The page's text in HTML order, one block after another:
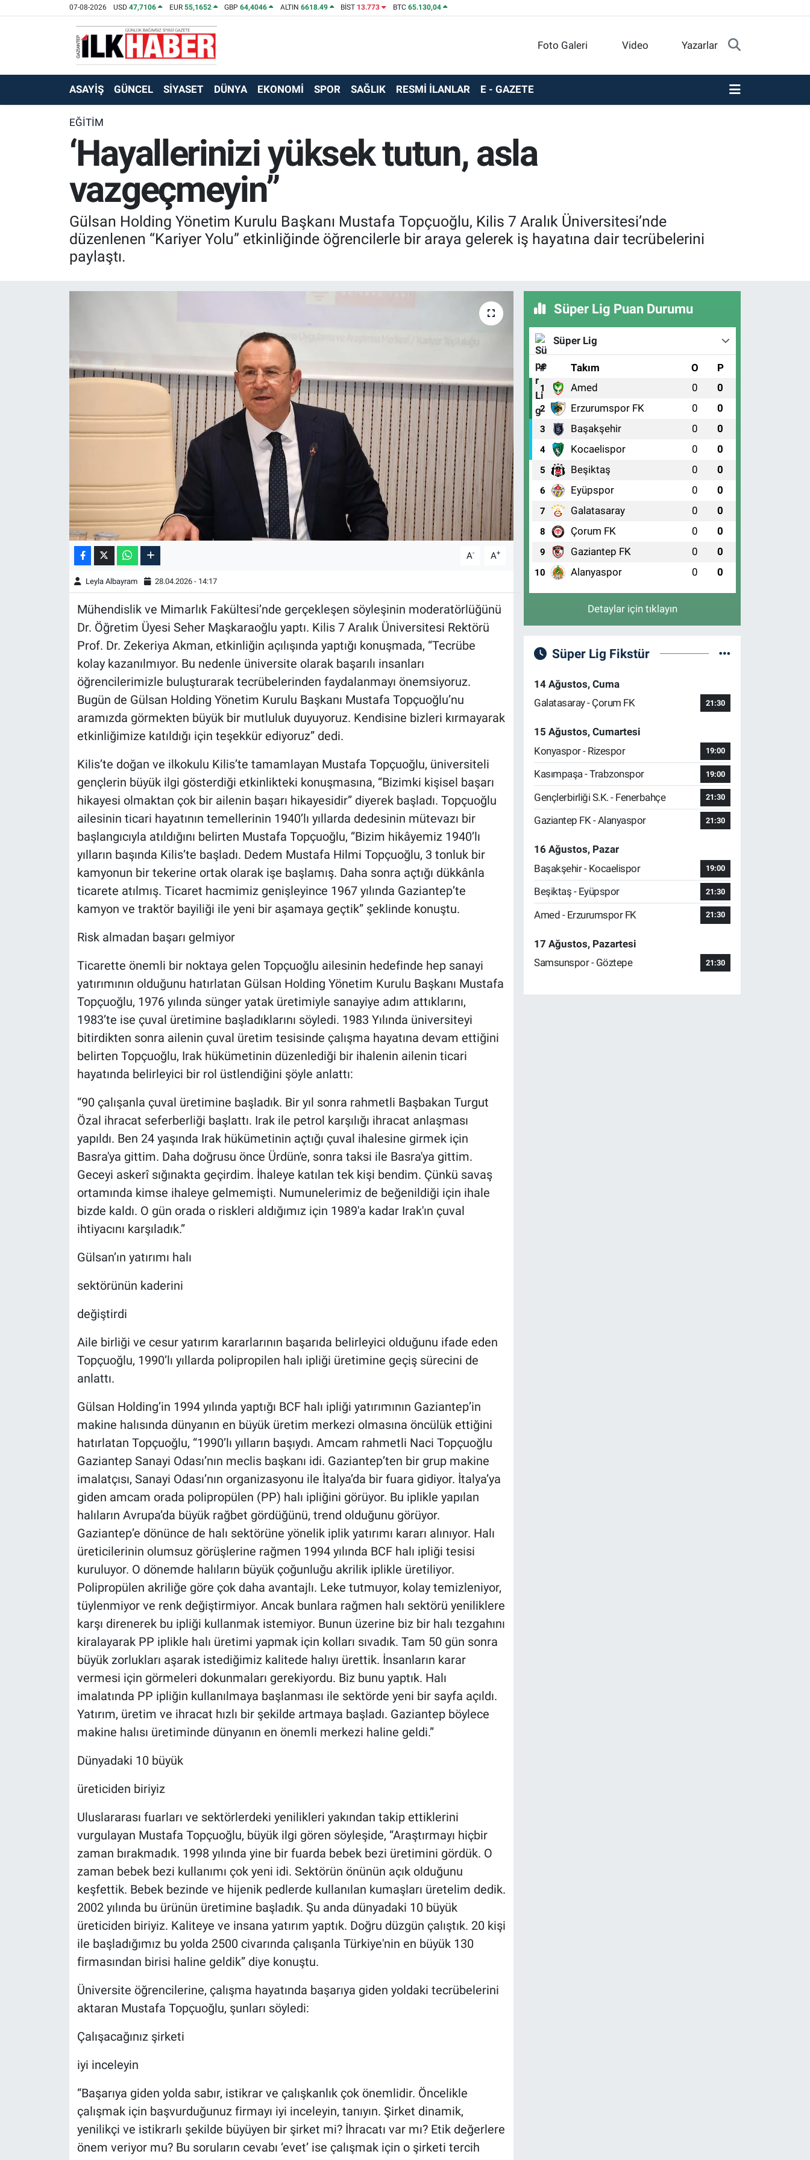
07-08-2026 USD47,7106 EUR 55,1652 GBP64,4046 ALTIN 6618.49 BİST 13.773 BTC 65.130,04
Foto Galeri Video Yazarlar
ASAYİŞ GÜNCEL SİYASET DÜNYA EKONOMİ SPOR SAĞLIK RESMİ İLANLAR E - GAZETE
EĞİTİM
‘Hayallerinizi yüksek tutun, asla
vazgeçmeyin”
Gülsan Holding Yönetim Kurulu Başkanı Mustafa Topçuoğlu, Kilis 7 Aralık Üniversitesi’nde
düzenlenen “Kariyer Yolu” etkinliğinde öğrencilerle bir araya gelerek iş hayatına dair tecrübelerini
paylaştı.
A- A+
Leyla Albayram 28.04.2026 - 14:17
Mühendislik ve Mimarlık Fakültesi’nde gerçekleşen söyleşinin moderatörlüğünü
Dr. Öğretim Üyesi Seher Maşkaraoğlu yaptı. Kilis 7 Aralık Üniversitesi Rektörü
Prof. Dr. Zekeriya Akman, etkinliğin açılışında yaptığı konuşmada, “Tecrübe
kolay kazanılmıyor. Bu nedenle üniversite olarak başarılı insanları
öğrencilerimizle buluşturarak tecrübelerinden faydalanmayı önemsiyoruz.
Bugün de Gülsan Holding Yönetim Kurulu Başkanı Mustafa Topçuoğlu’nu
aramızda görmekten büyük bir mutluluk duyuyoruz. Kendisine bizleri kırmayarak
etkinliğimize katıldığı için teşekkür ediyoruz” dedi.
Kilis’te doğan ve ilkokulu Kilis’te tamamlayan Mustafa Topçuoğlu, üniversiteli
gençlerin büyük ilgi gösterdiği etkinlikteki konuşmasına, “Bizimki kişisel başarı
hikayesi olmaktan çok bir ailenin başarı hikayesidir” diyerek başladı. Topçuoğlu
ailesinin ticari hayatının temellerinin 1940’lı yıllarda dedesinin mütevazı bir
başlangıcıyla atıldığını belirten Mustafa Topçuoğlu, “Bizim hikâyemiz 1940’lı
yılların başında Kilis’te başladı. Dedem Mustafa Hilmi Topçuoğlu, 3 tonluk bir
kamyonun bir tekerine ortak olarak işe başlamış. Daha sonra açtığı dükkânla
ticarete atılmış. Ticaret hacmimiz genişleyince 1967 yılında Gaziantep’te
kamyon ve traktör bayiliği ile yeni bir aşamaya geçtik” şeklinde konuştu.
Risk almadan başarı gelmiyor
Ticarette önemli bir noktaya gelen Topçuoğlu ailesinin hedefinde hep sanayi
yatırımının olduğunu hatırlatan Gülsan Holding Yönetim Kurulu Başkanı Mustafa
Topçuoğlu, 1976 yılında sünger yatak üretimiyle sanayiye adım attıklarını,
1983’te ise çuval üretimine başladıklarını söyledi. 1983 Yılında üniversiteyi
bitirdikten sonra ailenin çuval üretim tesisinde çalışma hayatına devam ettiğini
belirten Topçuoğlu, Irak hükümetinin düzenlediği bir ihalenin ailenin ticari
hayatında belirleyici bir rol üstlendiğini şöyle anlattı:
“90 çalışanla çuval üretimine başladık. Bir yıl sonra rahmetli Başbakan Turgut
Özal ihracat seferberliği başlattı. Irak ile petrol karşılığı ihracat anlaşması
yapıldı. Ben 24 yaşında Irak hükümetinin açtığı çuval ihalesine girmek için
Basra'ya gittim. Daha doğrusu önce Ürdün'e, sonra taksi ile Basra'ya gittim.
Geceyi askerî sığınakta geçirdim. İhaleye katılan tek kişi bendim. Çünkü savaş
ortamında kimse ihaleye gelmemişti. Numunelerimiz de beğenildiği için ihale
bizde kaldı. O gün orada o riskleri aldığımız için 1989'a kadar Irak'ın çuval
ihtiyacını karşıladık.”
Gülsan’ın yatırımı halı
sektörünün kaderini
değiştirdi
Aile birliği ve cesur yatırım kararlarının başarıda belirleyici olduğunu ifade eden
Topçuoğlu, 1990’lı yıllarda polipropilen halı ipliği üretimine geçiş sürecini de
anlattı.
Gülsan Holding’in 1994 yılında yaptığı BCF halı ipliği yatırımının Gaziantep’in
makine halısında dünyanın en büyük üretim merkezi olmasına öncülük ettiğini
hatırlatan Topçuoğlu, “1990’lı yılların başıydı. Amcam rahmetli Naci Topçuoğlu
Gaziantep Sanayi Odası’nın meclis başkanı idi. Gaziantep’ten bir grup makine
imalatçısı, Sanayi Odası’nın organizasyonu ile İtalya’da bir fuara gidiyor. İtalya’ya
giden amcam orada polipropülen (PP) halı ipliğini görüyor. Bu iplikle yapılan
halıların Avrupa’da büyük rağbet gördüğünü, trend olduğunu görüyor.
Gaziantep’e dönünce de halı sektörüne yönelik iplik yatırımı kararı alınıyor. Halı
üreticilerinin olumsuz görüşlerine rağmen 1994 yılında BCF halı ipliği tesisi
kuruluyor. O dönemde halıların büyük çoğunluğu akrilik iplikle üretiliyor.
Polipropülen akriliğe göre çok daha avantajlı. Leke tutmuyor, kolay temizleniyor,
tüylenmiyor ve renk değiştirmiyor. Ancak bunlara rağmen halı sektörü yeniliklere
karşı direnerek bu ipliği kullanmak istemiyor. Bunun üzerine biz bir halı tezgahını
kiralayarak PP iplikle halı üretimi yapmak için kolları sıvadık. Tam 50 gün sonra
büyük zorlukları aşarak istediğimiz kalitede halıyı ürettik. İnsanların karar
vermesi için görmeleri dokunmaları gerekiyordu. Biz bunu yaptık. Halı
imalatında PP ipliğin kullanılmaya başlanması ile sektörde yeni bir sayfa açıldı.
Yatırım, üretim ve ihracat hızlı bir şekilde artmaya başladı. Gaziantep böylece
makine halısı üretiminde dünyanın en önemli merkezi haline geldi.”
Dünyadaki 10 büyük
üreticiden biriyiz
Uluslararası fuarları ve sektörlerdeki yenilikleri yakından takip ettiklerini
vurgulayan Mustafa Topçuoğlu, büyük ilgi gören söyleşide, “Araştırmayı hiçbir
zaman bırakmadık. 1998 yılında yine bir fuarda bebek bezi üretimini gördük. O
zaman bebek bezi kullanımı çok yeni idi. Sektörün önünün açık olduğunu
keşfettik. Bebek bezinde ve hijenik pedlerde kullanılan kumaşları üretelim dedik.
2002 yılında bu ürünün üretimine başladık. Şu anda dünyadaki 10 büyük
üreticiden biriyiz. Kaliteye ve insana yatırım yaptık. Doğru düzgün çalıştık. 20 kişi
ile başladığımız bu yolda 2500 civarında çalışanla Türkiye'nin en büyük 130
firmasından birisi haline geldik” diye konuştu.
Üniversite öğrencilerine, çalışma hayatında başarıya giden yoldaki tecrübelerini
aktaran Mustafa Topçuoğlu, şunları söyledi:
Çalışacağınız şirketi
iyi inceleyin
“Başarıya giden yolda sabır, istikrar ve çalışkanlık çok önemlidir. Öncelikle
çalışmak için başvurduğunuz firmayı iyi inceleyin, tanıyın. Şirket dinamik,
yenilikçi ve istikrarlı şekilde büyüyen bir şirket mi? İhracatı var mı? Etik değerlere
önem veriyor mu? Bu soruların cevabı ‘evet’ ise çalışmak için o şirketi tercih
Süper Lig Puan Durumu
Süper Lig
# Takım O P
1 Amed 0 0
2 Erzurumspor FK 0 0
3 Başakşehir 0 0
4 Kocaelispor 0 0
5 Beşiktaş 0 0
6 Eyüpspor 0 0
7 Galatasaray 0 0
8 Çorum FK 0 0
9 Gaziantep FK 0 0
10 Alanyaspor 0 0
Detaylar için tıklayın
Süper Lig Fikstür
14 Ağustos, Cuma
Galatasaray - Çorum FK
21:30
15 Ağustos, Cumartesi
Konyaspor - Rizespor
19:00
Kasımpaşa - Trabzonspor 19:00
Gençlerbirliği S.K. - Fenerbahçe 21:30
Gaziantep FK - Alanyaspor 21:30
16 Ağustos, Pazar
Başakşehir - Kocaelispor
19:00
Beşiktaş - Eyüpspor 21:30
Amed - Erzurumspor FK 21:30
17 Ağustos, Pazartesi
Samsunspor - Göztepe
21:30
EKONOMİ
SİYASET
SAĞLIK
TEKNOLOJİ
KÜLTÜR - SANAT
Beyoğlu Hava Durumu
Beyoğlu Trafik Yoğunluk Haritası
Süper Lig Puan Durumu ve Fikstür
Tüm Manşetler
Son Dakika Haberleri
Haber Arşivi